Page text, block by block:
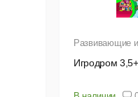
Развивающие
Игродром 3,5+